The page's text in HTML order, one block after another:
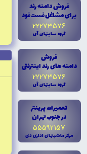
فروش دامنه رند
براى مشاغل فست فود
22273576
گروه سايتهاى آى
فروش
دامنه هاى رند اينترنتى
22273576
گروه سايتهاى آى
تعميرات پرينتر
در جنوب تهران
55592157
مرکز ماشينهاى ادارى دى